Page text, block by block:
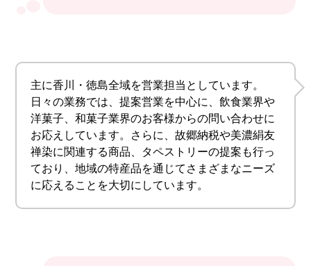
主に香川・徳島全域を営業担当としています。
日々の業務では、提案営業を中心に、飲食業界や
洋菓子、和菓子業界のお客様からの問い合わせに
お応えしています。さらに、故郷納税や美濃絹友
禅染に関連する商品、タペストリーの提案も行っ
ており、地域の特産品を通じてさまざまなニーズ
に応えることを大切にしています。